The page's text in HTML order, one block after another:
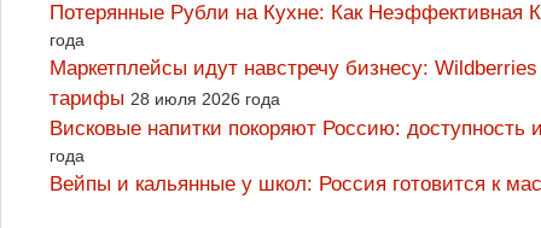
Потерянные Рубли на Кухне: Как
года
Маркетплейсы идут навстречу бизнесу:
тарифы 28 июля 2026 года
Висковые напитки покоряют Россию:
года
Вейпы и кальянные у школ: Россия готовится к